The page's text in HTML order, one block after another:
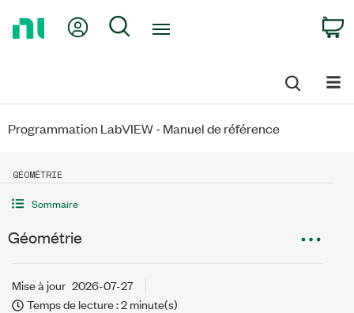
My Account
Search
Programmation LabVIEW - Manuel de référence
GÉOMÉTRIE
Sommaire
Géométrie
Mise à jour 2026-07-27
Temps de lecture : 2 minute(s)